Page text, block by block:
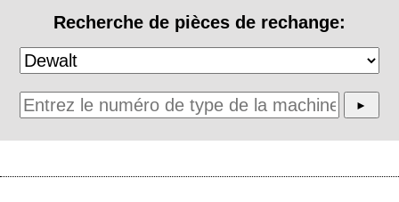
Recherche de pièces de rechange: